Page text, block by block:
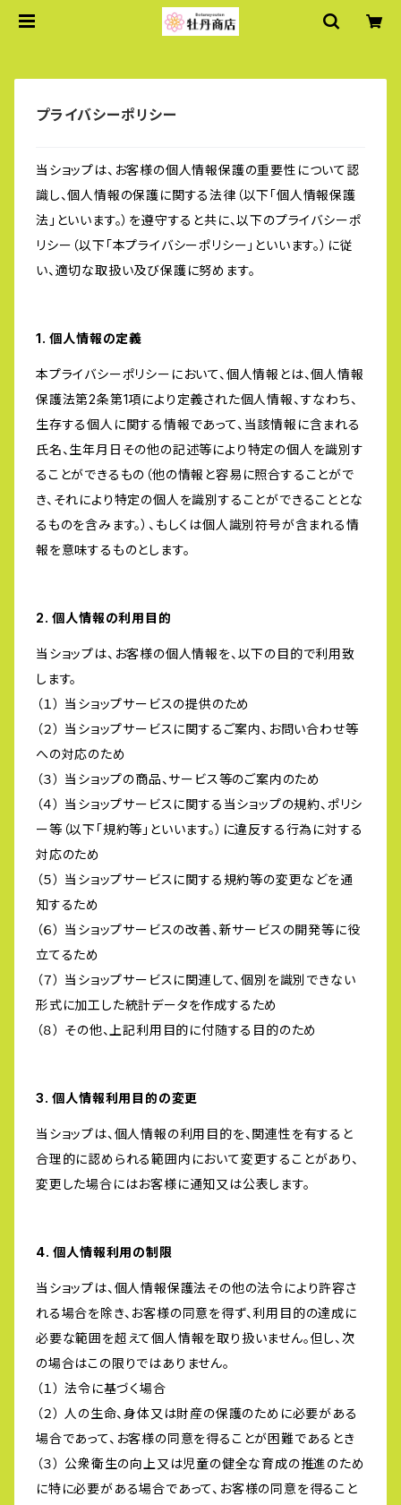
プライバシーポリシー
当ショップは、お客様の個人情報保護の重要性について認
識し、個人情報の保護に関する法律（以下「個人情報保護
法」といいます。）を遵守すると共に、以下のプライバシーポ
リシー（以下「本プライバシーポリシー」といいます。）に従
い、適切な取扱い及び保護に努めます。
1. 個人情報の定義
本プライバシーポリシーにおいて、個人情報とは、個人情報
保護法第2条第1項により定義された個人情報、すなわち、
生存する個人に関する情報であって、当該情報に含まれる
氏名、生年月日その他の記述等により特定の個人を識別す
ることができるもの（他の情報と容易に照合することがで
き、それにより特定の個人を識別することができることとな
るものを含みます。）、もしくは個人識別符号が含まれる情
報を意味するものとします。
2. 個人情報の利用目的
当ショップは、お客様の個人情報を、以下の目的で利用致
します。
（１） 当ショップサービスの提供のため
（２） 当ショップサービスに関するご案内、お問い合わせ等
への対応のため
（３） 当ショップの商品、サービス等のご案内のため
（４） 当ショップサービスに関する当ショップの規約、ポリシ
ー等（以下「規約等」といいます。）に違反する行為に対する
対応のため
（５） 当ショップサービスに関する規約等の変更などを通
知するため
（６） 当ショップサービスの改善、新サービスの開発等に役
立てるため
（７） 当ショップサービスに関連して、個別を識別できない
形式に加工した統計データを作成するため
（８） その他、上記利用目的に付随する目的のため
3. 個人情報利用目的の変更
当ショップは、個人情報の利用目的を、関連性を有すると
合理的に認められる範囲内において変更することがあり、
変更した場合にはお客様に通知又は公表します。
4. 個人情報利用の制限
当ショップは、個人情報保護法その他の法令により許容さ
れる場合を除き、お客様の同意を得ず、利用目的の達成に
必要な範囲を超えて個人情報を取り扱いません。但し、次
の場合はこの限りではありません。
（１） 法令に基づく場合
（２） 人の生命、身体又は財産の保護のために必要がある
場合であって、お客様の同意を得ることが困難であるとき
（３） 公衆衛生の向上又は児童の健全な育成の推進のため
に特に必要がある場合であって、お客様の同意を得ること